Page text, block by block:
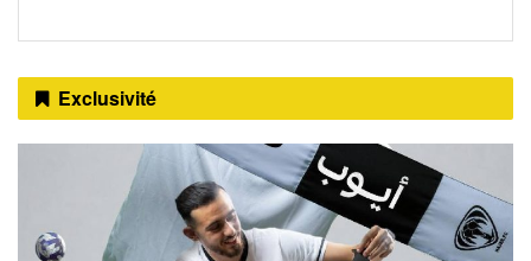
Exclusivité